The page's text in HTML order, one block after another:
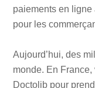
paiements en
pour les
Aujourd’hui, des
monde. En France,
Doctolib pour